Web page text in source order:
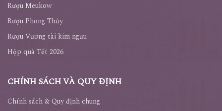
Rượu Meukow
Rượu Phong Thủy
Rượu Vương tài kim ngưu
Hộp quà Tết 2026
CHÍNH SÁCH VÀ QUY ĐỊNH
Chính sách & Quy định chung